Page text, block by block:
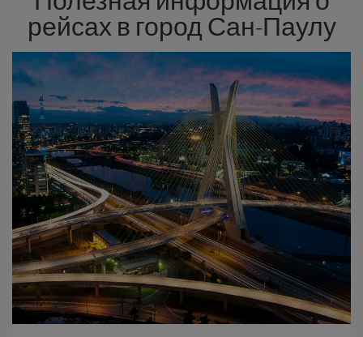
рейсах в город Сан-Паулу